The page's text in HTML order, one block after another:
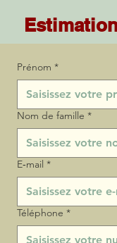
Prénom *
Nom de famille *
E‑mail *
Téléphone *